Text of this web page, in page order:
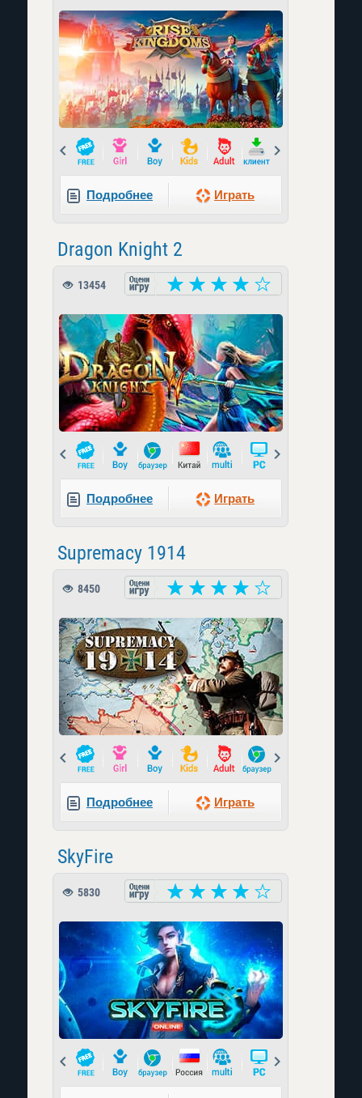
Prev
Подробнее Играть
Dragon Knight 2
13454
Prev
Подробнее Играть
Supremacy 1914
8450
Prev
Подробнее Играть
SkyFire
5830
Prev